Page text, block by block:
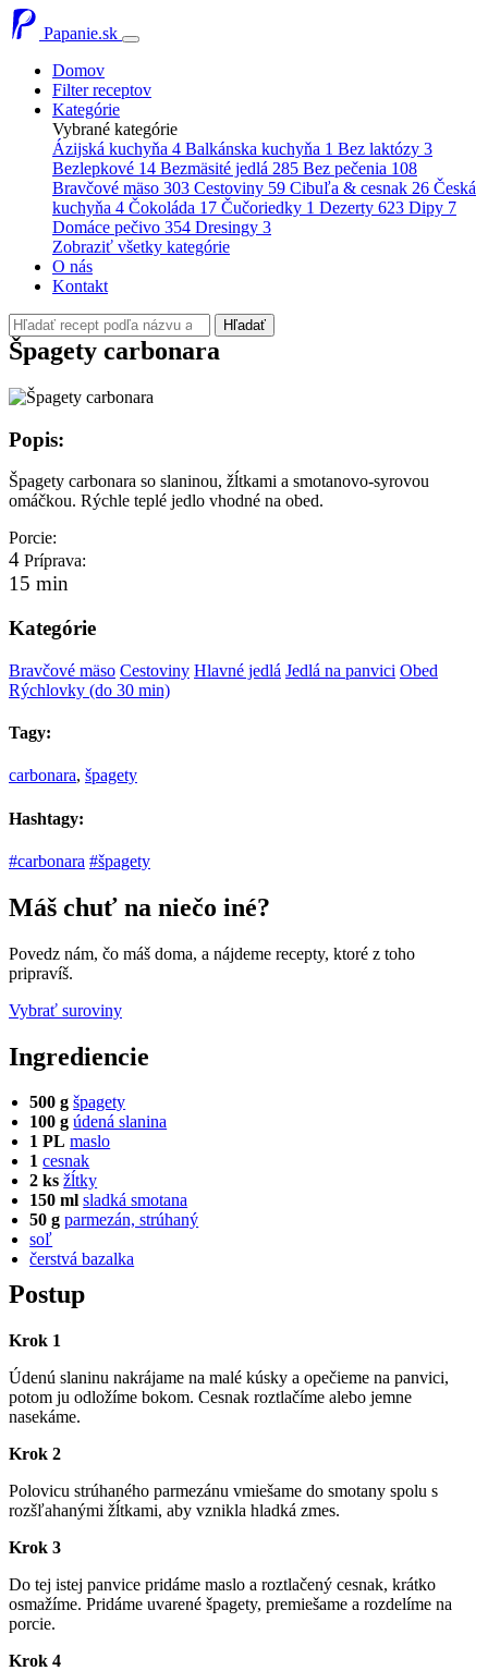
Papanie.sk
Domov
Filter receptov
Kategórie
Vybrané kategórie
Ázijská kuchyňa 4 Balkánska kuchyňa 1 Bez laktózy 3
Bezlepkové 14 Bezmäsité jedlá 285 Bez pečenia 108
Bravčové mäso 303 Cestoviny 59 Cibuľa & cesnak 26 Česká
kuchyňa 4 Čokoláda 17 Čučoriedky 1 Dezerty 623 Dipy 7
Domáce pečivo 354 Dresingy 3
Zobraziť všetky kategórie
O nás
Kontakt
Hľadať
Špagety carbonara
Popis:
Špagety carbonara so slaninou, žĺtkami a smotanovo-syrovou
omáčkou. Rýchle teplé jedlo vhodné na obed.
Porcie:
4 Príprava:
15 min
Kategórie
Bravčové mäso Cestoviny Hlavné jedlá Jedlá na panvici Obed
Rýchlovky (do 30 min)
Tagy:
carbonara, špagety
Hashtagy:
#carbonara #špagety
Máš chuť na niečo iné?
Povedz nám, čo máš doma, a nájdeme recepty, ktoré z toho
pripravíš.
Vybrať suroviny
Ingrediencie
500 g špagety
100 g údená slanina
1 PL maslo
1 cesnak
2 ks žĺtky
150 ml sladká smotana
50 g parmezán, strúhaný
soľ
čerstvá bazalka
Postup
Krok 1
Údenú slaninu nakrájame na malé kúsky a opečieme na panvici,
potom ju odložíme bokom. Cesnak roztlačíme alebo jemne
nasekáme.
Krok 2
Polovicu strúhaného parmezánu vmiešame do smotany spolu s
rozšľahanými žĺtkami, aby vznikla hladká zmes.
Krok 3
Do tej istej panvice pridáme maslo a roztlačený cesnak, krátko
osmažíme. Pridáme uvarené špagety, premiešame a rozdelíme na
porcie.
Krok 4